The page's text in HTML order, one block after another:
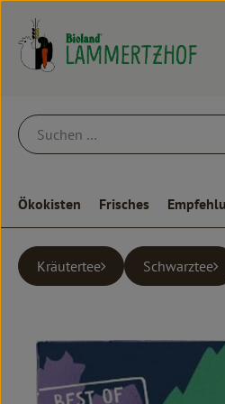
Ökokisten Frisches
Kräutertee Schwarztee